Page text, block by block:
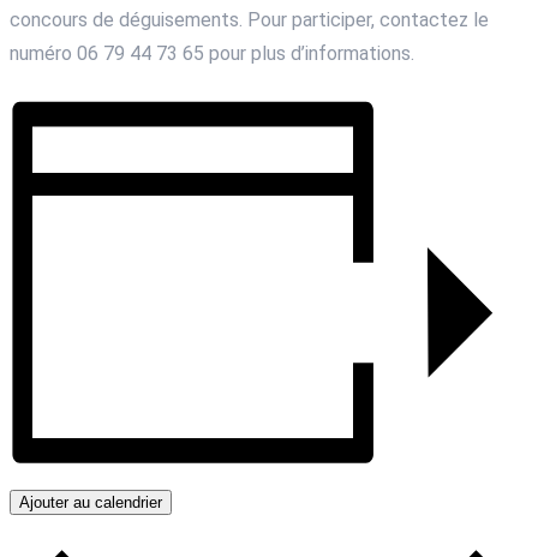
concours de déguisements. Pour participer, contactez le
numéro 06 79 44 73 65 pour plus d’informations.
Ajouter au calendrier